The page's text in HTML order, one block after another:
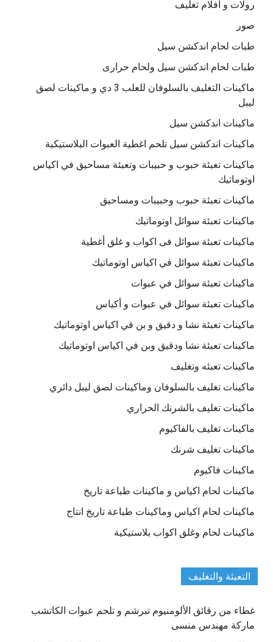
رولات و افلام تغليف
صور
طبات لحام اندكشن سيل
طبات لحام اندكشن سيل ولحام حرارى
ماكينات التغليف بالسلوفان للعلب 3 دي و ماكينات لصق
ليبل
ماكينات اندكشن سيل
ماكينات اندكشن سيل تلحم اغطية العبوات البلاستيكية
ماكينات تعبئة حبوب و حبيبات وتعبئة مساحيق في اكياس
اوتوماتيك
ماكينات تعبئة حبوب وحبيبات ومساحيق
ماكينات تعبئة سوائل اوتوماتيك
ماكينات تعبئة سوائل فى اكواب و غلق أغطية
ماكينات تعبئة سوائل في اكياس اوتوماتيك
ماكينات تعبئة سوائل في عبوات
ماكينات تعبئة سوائل في عبوات و أكياس
ماكينات تعبئة نشا و دقيق و بن في اكياس اوتوماتيك
ماكينات تعبئة نشا ودقيق وبن في اكياس اوتوماتيك
ماكينات تعبئه وتغليف
ماكينات تغليف بالسلوفان وماكينات لصق ليبل دائري
ماكينات تغليف بالشرنك الحراري
ماكينات تغليف بالفاكيوم
ماكينات تغليف شرنك
ماكينات فاكيوم
ماكينات لحام اكياس و ماكينات طباعة تاريخ
ماكينات لحام اكياس وماكينات طباعة تاريخ انتاج
ماكينات لحام وغلق اكواب بلاستيكية
التعبئة والتغليف
غطاء من رقائق الألومنيوم تبرشم و تلحم عبوات الكاتشب
ماركة مهندس منسى